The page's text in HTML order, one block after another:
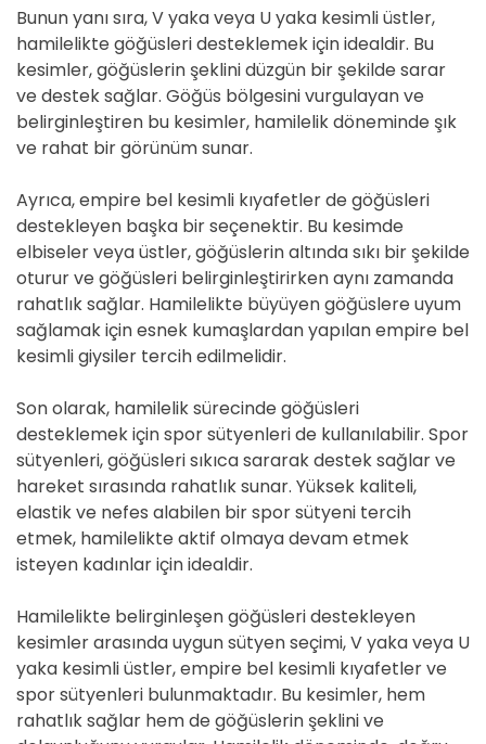
Bunun yanı sıra, V yaka veya U yaka kesimli üstler,
hamilelikte göğüsleri desteklemek için idealdir. Bu
kesimler, göğüslerin şeklini düzgün bir şekilde sarar
ve destek sağlar. Göğüs bölgesini vurgulayan ve
belirginleştiren bu kesimler, hamilelik döneminde şık
ve rahat bir görünüm sunar.
Ayrıca, empire bel kesimli kıyafetler de göğüsleri
destekleyen başka bir seçenektir. Bu kesimde
elbiseler veya üstler, göğüslerin altında sıkı bir şekilde
oturur ve göğüsleri belirginleştirirken aynı zamanda
rahatlık sağlar. Hamilelikte büyüyen göğüslere uyum
sağlamak için esnek kumaşlardan yapılan empire bel
kesimli giysiler tercih edilmelidir.
Son olarak, hamilelik sürecinde göğüsleri
desteklemek için spor sütyenleri de kullanılabilir. Spor
sütyenleri, göğüsleri sıkıca sararak destek sağlar ve
hareket sırasında rahatlık sunar. Yüksek kaliteli,
elastik ve nefes alabilen bir spor sütyeni tercih
etmek, hamilelikte aktif olmaya devam etmek
isteyen kadınlar için idealdir.
Hamilelikte belirginleşen göğüsleri destekleyen
kesimler arasında uygun sütyen seçimi, V yaka veya U
yaka kesimli üstler, empire bel kesimli kıyafetler ve
spor sütyenleri bulunmaktadır. Bu kesimler, hem
rahatlık sağlar hem de göğüslerin şeklini ve